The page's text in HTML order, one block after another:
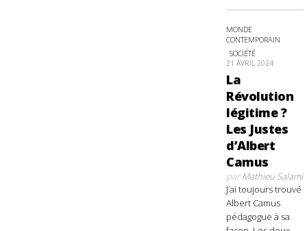
MONDE
CONTEMPORAIN
SOCIÉTÉ
21 AVRIL 2024
La
Révolution
légitime ?
Les Justes
d’Albert
Camus
parMathieu Salami
J’ai toujours trouvé
Albert Camus
pédagogue à sa